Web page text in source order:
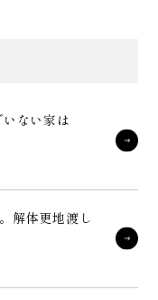
ない家は
解体更地渡し